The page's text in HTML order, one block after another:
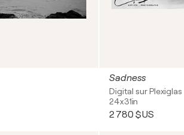
Sadness
Digital sur Plexiglas
24x31in
2 780 $US